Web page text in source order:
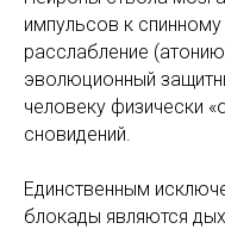
импульсов к
расслабление
эволюционный
человеку физически
сновидений.
Единственным
блокады являются